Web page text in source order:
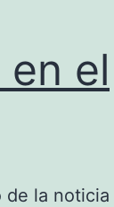
el
de la noticia